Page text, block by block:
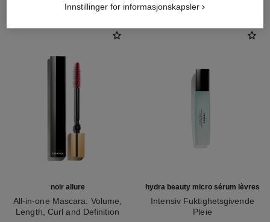
noir allure
All-in-one Mascara: Volume,
Length, Curl and Definition
hydra beauty micro sérum lèvres
Intensiv Fuktighetsgivende
Pleie
Innstillinger for informasjonskapsler